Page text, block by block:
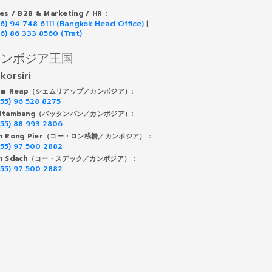
/ B2B & Marketing / HR :
94 748 6111 (Bangkok Head Office) |
86 333 8560 (Trat)
ボジア王国
Reap（シェムリアップ／カンボジア）:
96 528 8275
（バッタンバン／カンボジア）:
88 993 2806
Rong Pier（コー・ロン桟橋／カンボジア） :
97 500 2882
Sdach（コー・スデック／カンボジア） :
97 500 2882